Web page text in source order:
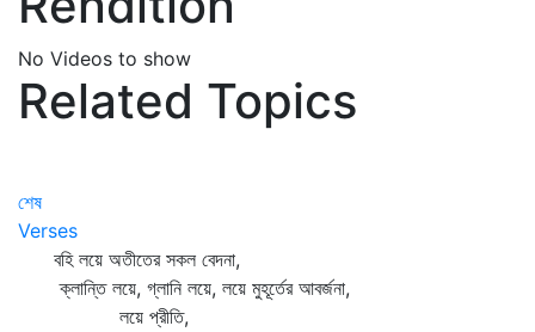
No Videos to show
Related Topics
শেষ
Verses
বহি লয়ে অতীতের সকল বেদনা,
ক্লান্তি লয়ে, গ্লানি লয়ে, লয়ে মুহূর্তের আবর্জনা,
লয়ে প্রীতি,